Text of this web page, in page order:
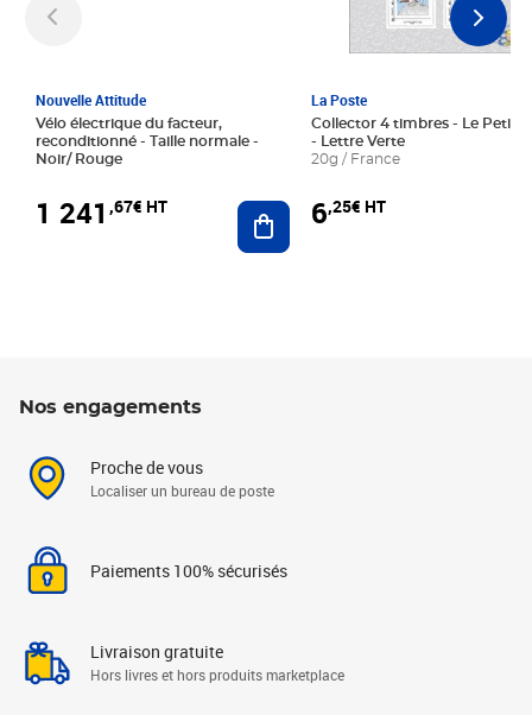
Nouvelle Attitude
Vélo électrique du facteur,
reconditionné - Taille normale -
Noir/ Rouge
1 241 ,67€ HT Ajouter au panier
La Poste
Collector 4 timbres - Le Petit
- Lettre Verte
20g / France
6,25€ HT
Nos engagements
Proche de vous
Localiser un bureau de poste
Paiements 100% sécurisés
Livraison gratuite
Hors livres et hors produits marketplace